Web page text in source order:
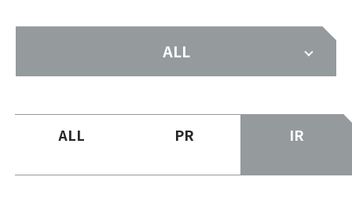
ALL PR IR
ALL